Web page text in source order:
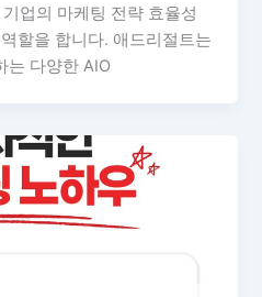
업의 마케팅 전략 효율성
할을 합니다. 애드리절트는
는 다양한 AIO